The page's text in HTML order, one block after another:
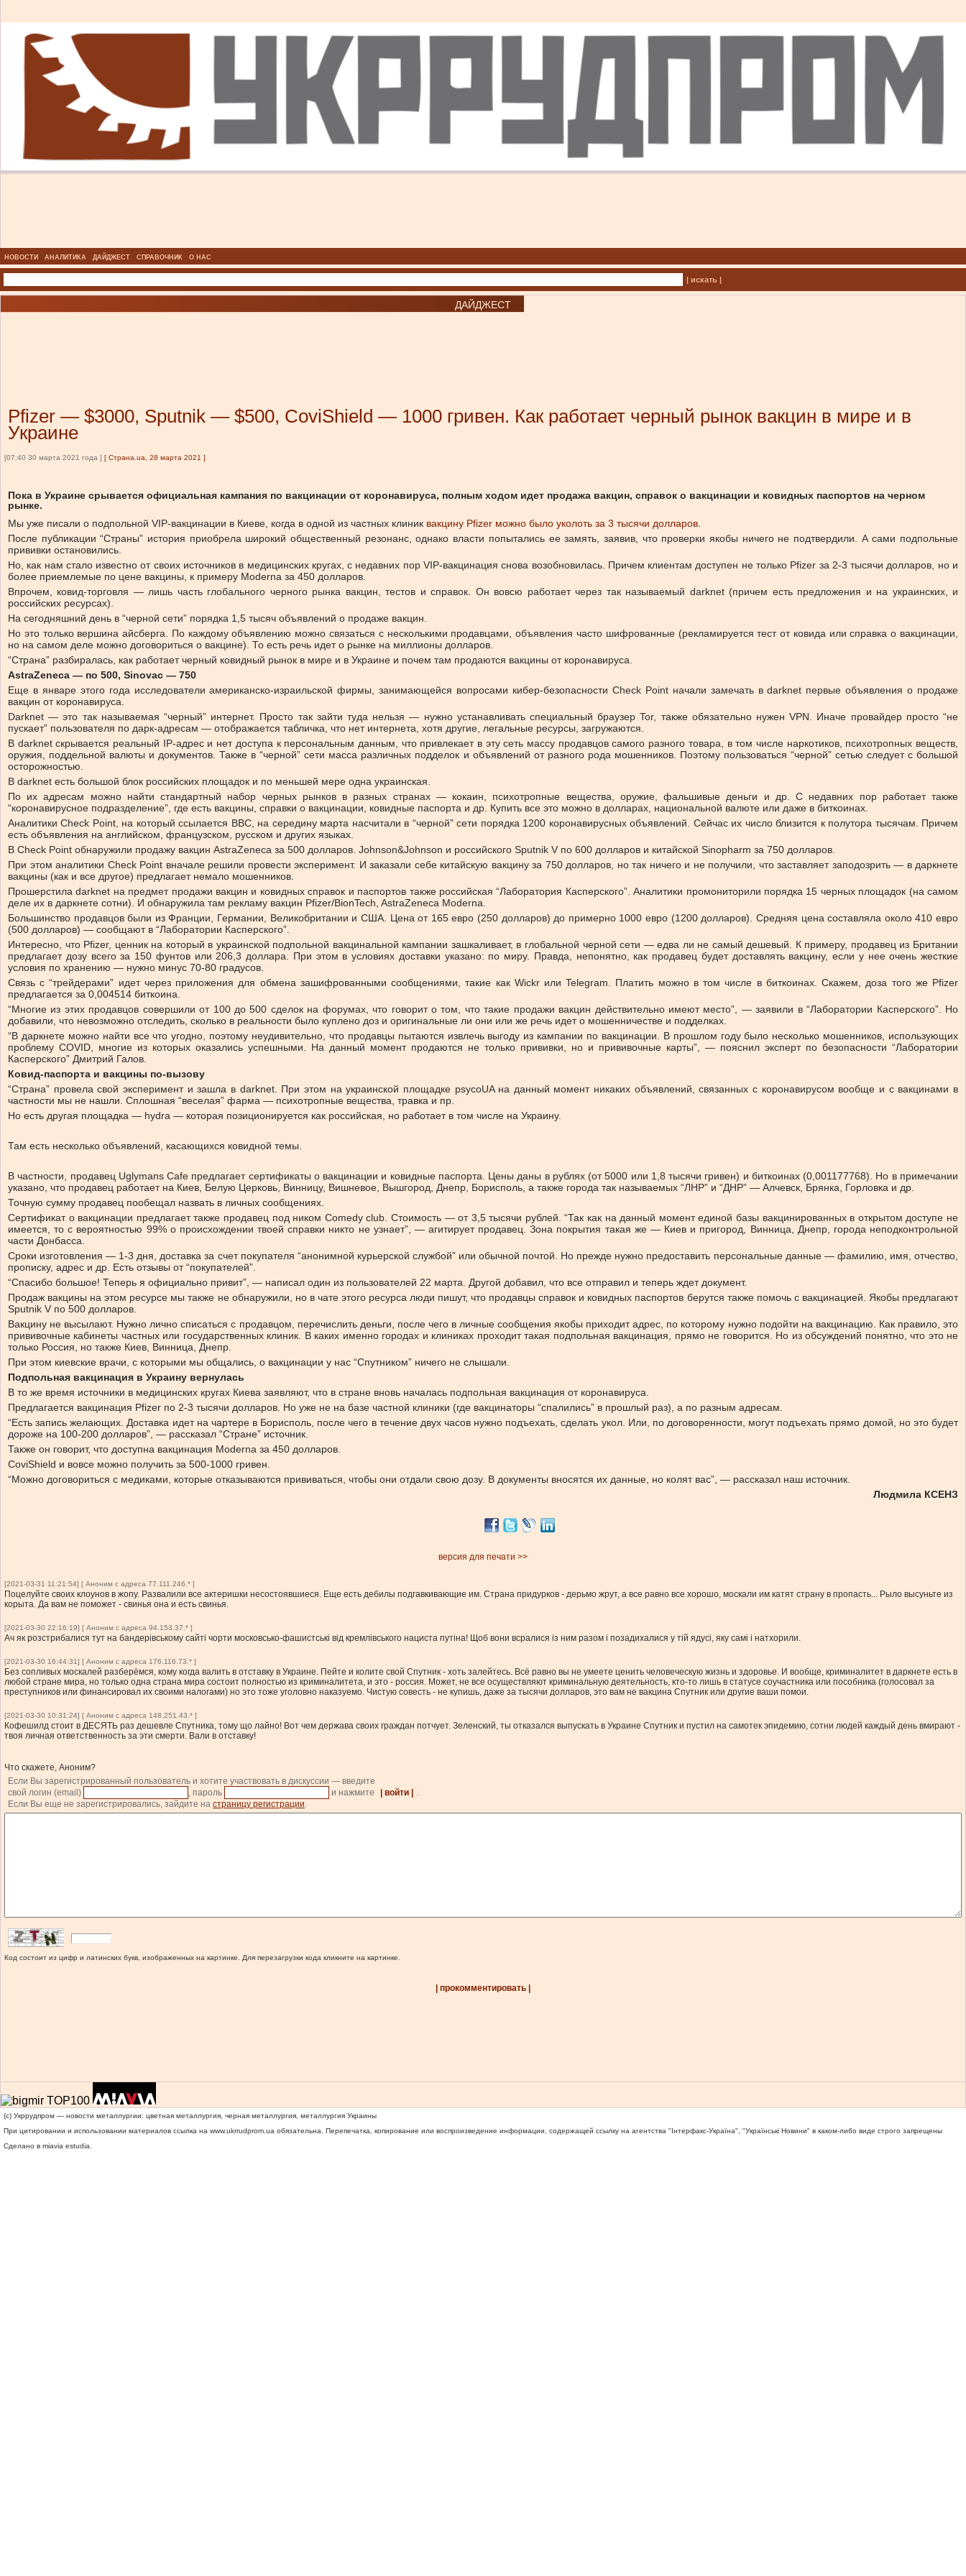
НОВОСТИ АНАЛИТИКА ДАЙДЖЕСТ СПРАВОЧНИК О НАС
| искать |
ДАЙДЖЕСТ
Pfizer — $3000, Sputnik — $500, CoviShield — 1000 гривен. Как работает черный рынок вакцин в мире и в
Украине
[07:40 30 марта 2021 года ] [ Страна.ua, 28 марта 2021 ]
Пока в Украине срывается официальная кампания по вакцинации от коронавируса, полным ходом идет продажа вакцин, справок о вакцинации и ковидных паспортов на черном
рынке.
Мы уже писали о подпольной VIP-вакцинации в Киеве, когда в одной из частных клиник вакцину Pfizer можно было уколоть за 3 тысячи долларов
После публикации “Страны” история приобрела широкий общественный резонанс, однако власти попытались ее замять, заявив, что проверки якобы ничего не подтвердили. А сами подпольные
прививки остановились.
Но, как нам стало известно от своих источников в медицинских кругах, с недавних пор VIP-вакцинация снова возобновилась. Причем клиентам доступен не только Pfizer за 2-3 тысячи долларов, но и
более приемлемые по цене вакцины, к примеру Moderna за 450 долларов.
Впрочем, ковид-торговля — лишь часть глобального черного рынка вакцин, тестов и справок. Он вовсю работает через так называемый darknet (причем есть предложения и на украинских, и
российских ресурсах).
На сегодняшний день в “черной сети” порядка 1,5 тысяч объявлений о продаже вакцин.
Но это только вершина айсберга. По каждому объявлению можно связаться с несколькими продавцами, объявления часто шифрованные (рекламируется тест от ковида или справка о вакцинации,
но на самом деле можно договориться о вакцине). То есть речь идет о рынке на миллионы долларов.
“Страна” разбиралась, как работает черный ковидный рынок в мире и в Украине и почем там продаются вакцины от коронавируса.
AstraZeneca — по 500, Sinovac — 750
Еще в январе этого года исследователи американско-израильской фирмы, занимающейся вопросами кибер-безопасности Check Point начали замечать в darknet первые объявления о продаже
вакцин от коронавируса.
Darknet — это так называемая “черный” интернет. Просто так зайти туда нельзя — нужно устанавливать специальный браузер Tor, также обязательно нужен VPN. Иначе провайдер просто “не
пускает” пользователя по дарк-адресам — отображается табличка, что нет интернета, хотя другие, легальные ресурсы, загружаются.
В darknet скрывается реальный IP-адрес и нет доступа к персональным данным, что привлекает в эту сеть массу продавцов самого разного товара, в том числе наркотиков, психотропных веществ,
оружия, поддельной валюты и документов. Также в “черной” сети масса различных подделок и объявлений от разного рода мошенников. Поэтому пользоваться “черной” сетью следует с большой
осторожностью.
В darknet есть большой блок российских площадок и по меньшей мере одна украинская.
По их адресам можно найти стандартный набор черных рынков в разных странах — кокаин, психотропные вещества, оружие, фальшивые деньги и др. С недавних пор работает также
“коронавирусное подразделение”, где есть вакцины, справки о вакцинации, ковидные паспорта и др. Купить все это можно в долларах, национальной валюте или даже в биткоинах.
Аналитики Check Point, на который ссылается BBC, на середину марта насчитали в “черной” сети порядка 1200 коронавирусных объявлений. Сейчас их число близится к полутора тысячам. Причем
есть объявления на английском, французском, русском и других языках.
В Check Point обнаружили продажу вакцин AstraZeneca за 500 долларов. Johnson&Johnson и российского Sputnik V по 600 долларов и китайской Sinopharm за 750 долларов.
При этом аналитики Check Point вначале решили провести эксперимент. И заказали себе китайскую вакцину за 750 долларов, но так ничего и не получили, что заставляет заподозрить — в даркнете
вакцины (как и все другое) предлагает немало мошенников.
Прошерстила darknet на предмет продажи вакцин и ковидных справок и паспортов также российская “Лаборатория Касперского”. Аналитики промониторили порядка 15 черных площадок (на самом
деле их в даркнете сотни). И обнаружила там рекламу вакцин Pfizer/BionTech, AstraZeneca Moderna.
Большинство продавцов были из Франции, Германии, Великобритании и США. Цена от 165 евро (250 долларов) до примерно 1000 евро (1200 долларов). Средняя цена составляла около 410 евро
(500 долларов) — сообщают в “Лаборатории Касперского”.
Интересно, что Pfizer, ценник на который в украинской подпольной вакцинальной кампании зашкаливает, в глобальной черной сети — едва ли не самый дешевый. К примеру, продавец из Британии
предлагает дозу всего за 150 фунтов или 206,3 доллара. При этом в условиях доставки указано: по миру. Правда, непонятно, как продавец будет доставлять вакцину, если у нее очень жесткие
условия по хранению — нужно минус 70-80 градусов.
Связь с “трейдерами” идет через приложения для обмена зашифрованными сообщениями, такие как Wickr или Telegram. Платить можно в том числе в биткоинах. Скажем, доза того же Pfizer
предлагается за 0,004514 биткоина.
“Многие из этих продавцов совершили от 100 до 500 сделок на форумах, что говорит о том, что такие продажи вакцин действительно имеют место”, — заявили в “Лаборатории Касперского”. Но
добавили, что невозможно отследить, сколько в реальности было куплено доз и оригинальные ли они или же речь идет о мошенничестве и подделках.
“В даркнете можно найти все что угодно, поэтому неудивительно, что продавцы пытаются извлечь выгоду из кампании по вакцинации. В прошлом году было несколько мошенников, использующих
проблему COVID, многие из которых оказались успешными. На данный момент продаются не только прививки, но и прививочные карты”, — пояснил эксперт по безопасности “Лаборатории
Касперского” Дмитрий Галов.
Ковид-паспорта и вакцины по-вызову
“Страна” провела свой эксперимент и зашла в darknet. При этом на украинской площадке psycoUA на данный момент никаких объявлений, связанных с коронавирусом вообще и с вакцинами в
частности мы не нашли. Сплошная “веселая” фарма — психотропные вещества, травка и пр.
Но есть другая площадка — hydra — которая позиционируется как российская, но работает в том числе на Украину.
Там есть несколько объявлений, касающихся ковидной темы.
В частности, продавец Uglymans Cafe предлагает сертификаты о вакцинации и ковидные паспорта. Цены даны в рублях (от 5000 или 1,8 тысячи гривен) и биткоинах (0,001177768). Но в примечании
указано, что продавец работает на Киев, Белую Церковь, Винницу, Вишневое, Вышгород, Днепр, Борисполь, а также города так называемых “ЛНР” и “ДНР” — Алчевск, Брянка, Горловка и др.
Точную сумму продавец пообещал назвать в личных сообщениях.
Сертификат о вакцинации предлагает также продавец под ником Comedy club. Стоимость — от 3,5 тысячи рублей. “Так как на данный момент единой базы вакцинированных в открытом доступе не
имеется, то с вероятностью 99% о происхождении твоей справки никто не узнает”, — агитирует продавец. Зона покрытия такая же — Киев и пригород, Винница, Днепр, города неподконтрольной
части Донбасса.
Сроки изготовления — 1-3 дня, доставка за счет покупателя “анонимной курьерской службой” или обычной почтой. Но прежде нужно предоставить персональные данные — фамилию, имя, отчество,
прописку, адрес и др. Есть отзывы от “покупателей”.
“Спасибо большое! Теперь я официально привит”, — написал один из пользователей 22 марта. Другой добавил, что все отправил и теперь ждет документ.
Продаж вакцины на этом ресурсе мы также не обнаружили, но в чате этого ресурса люди пишут, что продавцы справок и ковидных паспортов берутся также помочь с вакцинацией. Якобы предлагают
Sputnik V по 500 долларов.
Вакцину не высылают. Нужно лично списаться с продавцом, перечислить деньги, после чего в личные сообщения якобы приходит адрес, по которому нужно подойти на вакцинацию. Как правило, это
прививочные кабинеты частных или государственных клиник. В каких именно городах и клиниках проходит такая подпольная вакцинация, прямо не говорится. Но из обсуждений понятно, что это не
только Россия, но также Киев, Винница, Днепр.
При этом киевские врачи, с которыми мы общались, о вакцинации у нас “Спутником” ничего не слышали.
Подпольная вакцинация в Украину вернулась
В то же время источники в медицинских кругах Киева заявляют, что в стране вновь началась подпольная вакцинация от коронавируса.
Предлагается вакцинация Pfizer по 2-3 тысячи долларов. Но уже не на базе частной клиники (где вакцинаторы “спалились” в прошлый раз), а по разным адресам.
“Есть запись желающих. Доставка идет на чартере в Борисполь, после чего в течение двух часов нужно подъехать, сделать укол. Или, по договоренности, могут подъехать прямо домой, но это будет
дороже на 100-200 долларов”, — рассказал “Стране” источник.
Также он говорит, что доступна вакцинация Moderna за 450 долларов.
CoviShield и вовсе можно получить за 500-1000 гривен.
“Можно договориться с медиками, которые отказываются прививаться, чтобы они отдали свою дозу. В документы вносятся их данные, но колят вас”, — рассказал наш источник.
Людмила КСЕНЗ
версия для печати >>
[2021-03-31 11:21:54] [ Аноним с адреса 77.111.246.* ]
Поцелуйте своих клоунов в жопу. Развалили все актеришки несостоявшиеся. Еще есть дебилы подгавкивающие им. Страна придурков - дерьмо жрут, а все равно все хорошо, москали им катят страну в пропасть... Рыло высуньте из
корыта. Да вам не поможет - свинья она и есть свинья.
[2021-03-30 22:16:19] [ Аноним с адреса 94.153.37.* ]
Ач як розстрибалися тут на бандерівському сайті чорти московсько-фашистські від кремлівського нациста путіна! Щоб вони всралися із ним разом і позадихалися у тій ядусі, яку самі і натхорили.
[2021-03-30 16:44:31] [ Аноним с адреса 176.116.73.* ]
Без сопливых москалей разберёмся, кому когда валить в отставку в Украине. Пейте и колите свой Спутник - хоть залейтесь. Всё равно вы не умеете ценить человеческую жизнь и здоровье. И вообще, криминалитет в даркнете есть в
любой стране мира, но только одна страна мира состоит полностью из криминалитета, и это - россия. Может, не все осуществляют криминальную деятельность, кто-то лишь в статусе соучастника или пособника (голосовал за
преступников или финансировал их своими налогами) но это тоже уголовно наказуемо. Чистую совесть - не купишь, даже за тысячи долларов, это вам не вакцина Спутник или другие ваши помои.
[2021-03-30 10:31:24] [ Аноним с адреса 148.251.43.* ]
Кофешилд стоит в ДЕСЯТЬ раз дешевле Спутника, тому що лайно! Вот чем держава своих граждан потчует. Зеленский, ты отказался выпускать в Украине Спутник и пустил на самотек эпидемию, сотни людей каждый день вмирают -
твоя личная ответственность за эти смерти. Вали в отставку!
Что скажете, Аноним?
Если Вы зарегистрированный пользователь и хотите участвовать в дискуссии — введите
свой логин (email)
, пароль и нажмите | войти |
.
Если Вы еще не зарегистрировались, зайдите на страницу регистрации.
Код состоит из цифр и латинских букв, изображенных на картинке. Для перезагрузки кода кликните на картинке.
| прокомментировать |
(c) Укррудпром — новости металлургии: цветная металлургия, черная металлургия, металлургия Украины
При цитировании и использовании материалов ссылка на www.ukrrudprom.ua обязательна. Перепечатка, копирование или воспроизведение информации, содержащей ссылку на агентства "Iнтерфакс-Україна", "Українськi Новини" в каком-либо виде строго запрещены
Сделано в miavia estudia.